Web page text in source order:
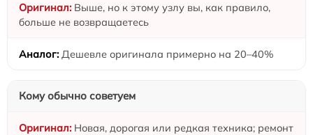
Выше, но к этому узлу вы, как правило,
больше не возвращаетесь
Дешевле оригинала примерно на 20–40%
Кому обычно советуем
Новая, дорогая или редкая техника; ремонт